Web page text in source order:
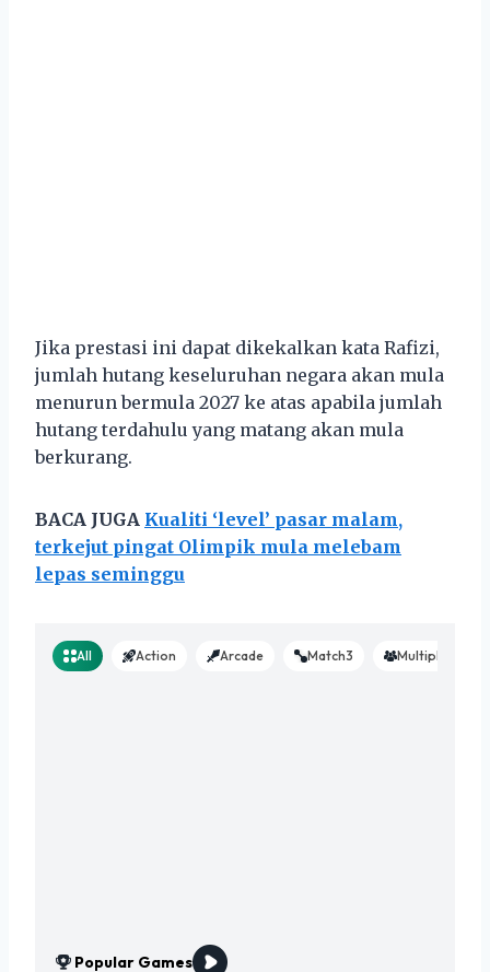
Jika prestasi ini dapat dikekalkan kata Rafizi,
jumlah hutang keseluruhan negara akan mula
menurun bermula 2027 ke atas apabila jumlah
hutang terdahulu yang matang akan mula
berkurang.
BACA JUGA Kualiti ‘level’ pasar malam,
terkejut pingat Olimpik mula melebam
lepas seminggu